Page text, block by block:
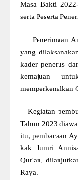
Masa Bakti
serta Peserta
Penerimaan
yang
kader penerus
kemajuan
memperkenalkan
Kegiatan
Tahun 2023
itu, pembacaan
kak Jumri
Qur'an,
Raya.